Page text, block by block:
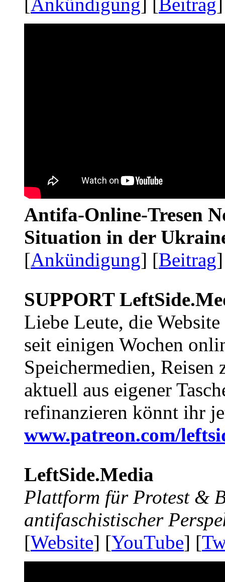
[Ankündigung] [Beitrag
Antifa-Online-Tresen
Situation in der
[Ankündigung] [Beitrag
SUPPORT
Liebe Leute, die Website
seit einigen Wochen
Speichermedien, Reisen
aktuell aus eigener
refinanzieren könnt ihr
www.patreon.com/
LeftSide.Media
Plattform für Protest &
antifaschistischer
[Website] [YouTube] [